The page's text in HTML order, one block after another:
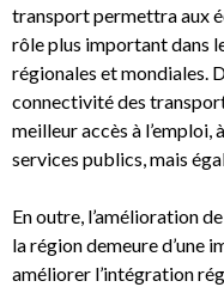
transport permettra aux
rôle plus important dans
régionales et mondiales.
connectivité des
meilleur accès à l’emploi,
services publics, mais
En outre, l’amélioration
la région demeure d’une
améliorer l’intégration